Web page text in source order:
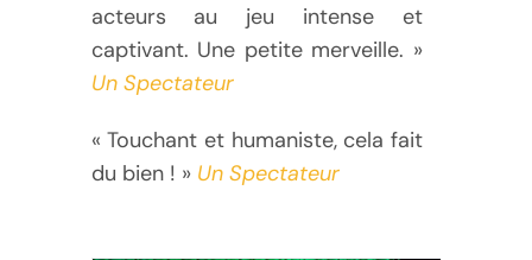
acteurs au jeu intense et
captivant. Une petite merveille. »
Un Spectateur
« Touchant et humaniste, cela fait
du bien ! » Un Spectateur